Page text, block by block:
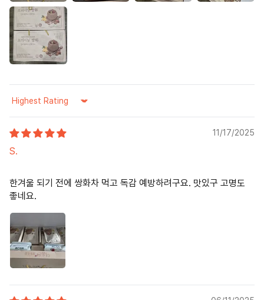
Sort by
11/17/2025
S.
한겨울 되기 전에 쌍화차 먹고 독감 예방하려구요. 맛있구 고명도
좋네요.